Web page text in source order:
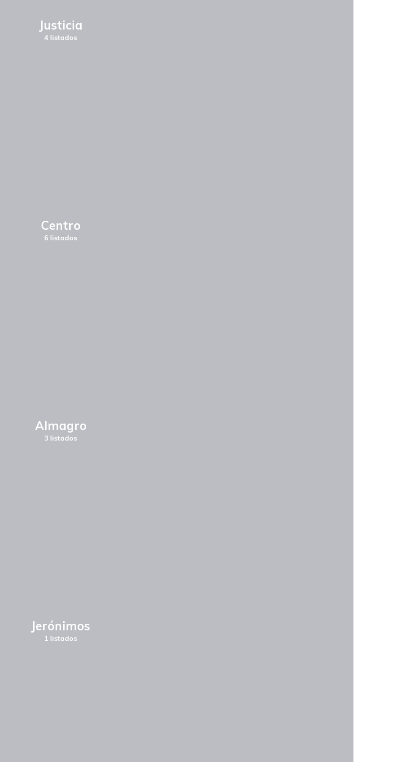
Justicia
4 listados
Centro
6 listados
Almagro
3 listados
Jerónimos
1 listados